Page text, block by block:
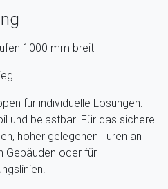
1000 mm breit
für individuelle Lösungen:
und belastbar. Für das sichere
höher gelegenen Türen an
Gebäuden oder für